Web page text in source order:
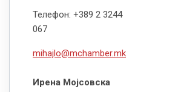
Телефон: +389 2 3244
067
mihajlo@mchamber.mk
Ирена Мојсовска